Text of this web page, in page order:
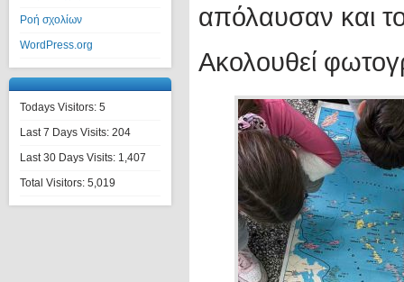
Ροή σχολίων
WordPress.org
Todays Visitors: 5
Last 7 Days Visits: 204
Last 30 Days Visits: 1,407
Total Visitors: 5,019
απόλαυσαν και
Ακολουθεί